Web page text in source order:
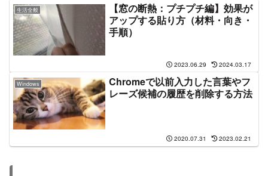
生活全般
【窓の断熱：プチプチ編】効果が
アップする貼り方（材料・向き・
手順）
2023.06.29 2024.03.17
Windows
Chromeで以前入力した言葉やフ
レーズ候補の履歴を削除する方法
2020.07.31 2023.02.21